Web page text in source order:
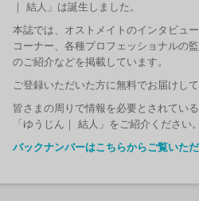
｜ 結人」は誕生しました。
本誌では、オストメイトのインタビュ
コーナー、各種プロフェッショナルの
のご紹介などを掲載しています。
ご登録いただいた方に無料でお届けして
皆さまの周りで情報を必要とされてい
「ゆうじん｜ 結人」をご紹介ください。
バックナンバーはこちらからご覧いただ